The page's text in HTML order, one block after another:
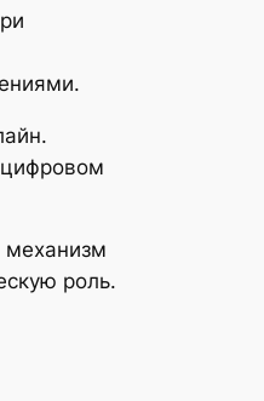
механизм
роль.